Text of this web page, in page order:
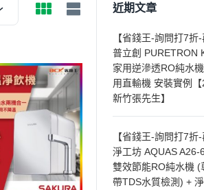
近期文章
【省錢王-詢問打7折-
普立創 PURETRON
家用逆滲透RO純水
用直輸機 安裝實例
新竹張先生】
【省錢王-詢問打7折-
淨工坊 AQUAS A26-
雙效節能RO純水機 (
帶TDS水質檢測) +